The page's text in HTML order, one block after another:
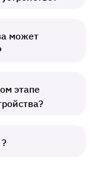
может
этапе